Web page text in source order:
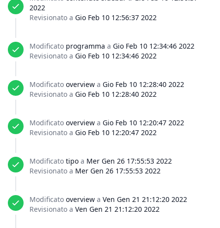
2022
Revisionato a Gio Feb 10 12:56:37 2022
Modificato programma a Gio Feb 10 12:34:46 2022
Revisionato a Gio Feb 10 12:34:46 2022
Modificato overview a Gio Feb 10 12:28:40 2022
Revisionato a Gio Feb 10 12:28:40 2022
Modificato overview a Gio Feb 10 12:20:47 2022
Revisionato a Gio Feb 10 12:20:47 2022
Modificato tipo a Mer Gen 26 17:55:53 2022
Revisionato a Mer Gen 26 17:55:53 2022
Modificato overview a Ven Gen 21 21:12:20 2022
Revisionato a Ven Gen 21 21:12:20 2022